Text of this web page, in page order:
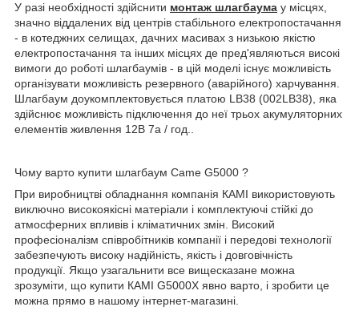
У разі необхідності здійснити монтаж шлагбаума у місцях,
значно віддалених від центрів стабільного електропостачання
- в котеджних селищах, дачних масивах з низькою якістю
електропостачання та інших місцях де пред'являються високі
вимоги до роботі шлагбаумів - в цій моделі існує можливість
організувати можливість резервного (аварійного) харчування.
Шлагбаум доукомплектовується платою LB38 (002LB38), яка
здійснює можливість підключення до неї трьох акумуляторних
елементів живлення 12В 7а / год..
Чому варто купити шлагбаум Came G5000 ?
При виробництві обладнання компанія КАМІ використовують
виключно високоякісні матеріали і комплектуючі стійкі до
атмосферних впливів і кліматичних змін. Високий
професіоналізм співробітників компанії і передові технології
забезпечують високу надійність, якість і довговічність
продукції. Якщо узагальнити все вищесказане можна
зрозуміти, що купити КАМІ G5000X явно варто, і зробити це
можна прямо в нашому інтернет-магазині.